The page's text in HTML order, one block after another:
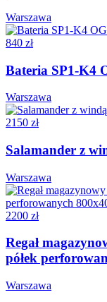
Warszawa
840 zł
Bateria SP1-K4
Warszawa
2150 zł
Salamander z
Warszawa
2200 zł
Regał
półek
Warszawa